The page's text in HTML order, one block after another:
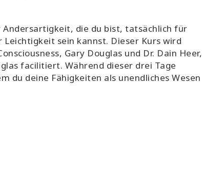
Andersartigkeit, die du bist, tatsächlich für
sein kannst. Dieser Kurs wird
Gary Douglas und Dr. Dain Heer,
facilitiert. Während dieser drei Tage
du deine Fähigkeiten als unendliches Wesen